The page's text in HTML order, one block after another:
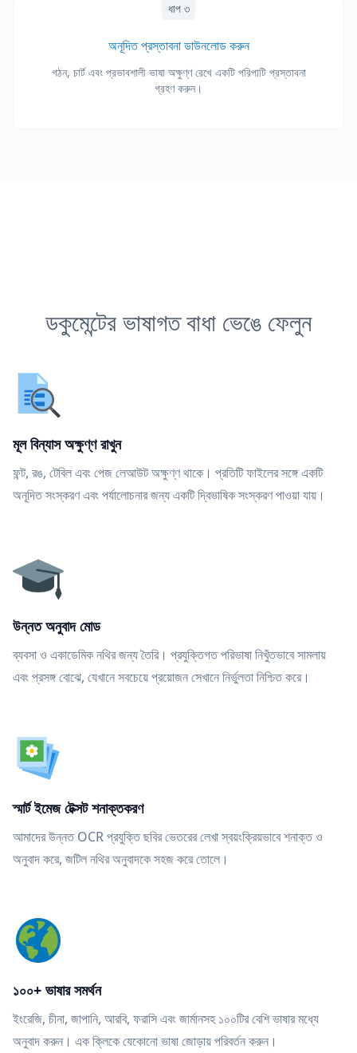
ধাপ ৩
অনূদিত প্রস্তাবনা ডাউনলোড করুন
গঠন, চার্ট এবং প্রভাবশালী ভাষা অক্ষুণ্ণ রেখে একটি পরিপাটি প্রস্তাবনা
গ্রহণ করুন।
ডকুমেন্টের ভাষাগত বাধা ভেঙে ফেলুন
মূল বিন্যাস অক্ষুণ্ণ রাখুন
ফন্ট, রঙ, টেবিল এবং পেজ লেআউট অক্ষুণ্ণ থাকে। প্রতিটি ফাইলের সঙ্গে একটি
অনূদিত সংস্করণ এবং পর্যালোচনার জন্য একটি দ্বিভাষিক সংস্করণ পাওয়া যায়।
উন্নত অনুবাদ মোড
ব্যবসা ও একাডেমিক নথির জন্য তৈরি। প্রযুক্তিগত পরিভাষা নিখুঁতভাবে সামলায়
এবং প্রসঙ্গ বোঝে, যেখানে সবচেয়ে প্রয়োজন সেখানে নির্ভুলতা নিশ্চিত করে।
স্মার্ট ইমেজ টেক্সট শনাক্তকরণ
আমাদের উন্নত OCR প্রযুক্তি ছবির ভেতরের লেখা স্বয়ংক্রিয়ভাবে শনাক্ত ও
অনুবাদ করে, জটিল নথির অনুবাদকে সহজ করে তোলে।
১০০+ ভাষার সমর্থন
ইংরেজি, চীনা, জাপানি, আরবি, ফরাসি এবং জার্মানসহ ১০০টির বেশি ভাষার মধ্যে
অনুবাদ করুন। এক ক্লিকে যেকোনো ভাষা জোড়ায় পরিবর্তন করুন।